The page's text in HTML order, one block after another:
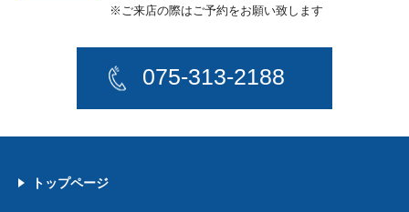
※ご来店の際はご予約をお願い致します
075-313-2188
トップページ